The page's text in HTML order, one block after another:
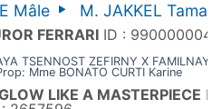
Mâle M. JAKKEL Tamas
FERRARI ID :
TSENNOST ZEFIRNY X FAMILNAYA
Mme BONATO CURTI Karine
LIKE A MASTERPIECE